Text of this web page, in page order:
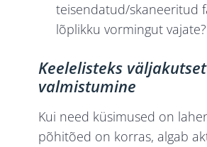
teisendatud/skaneeritud
lõplikku vormingut vajate?
Keelelisteks
valmistumine
Kui need küsimused on
põhitõed on korras, algab